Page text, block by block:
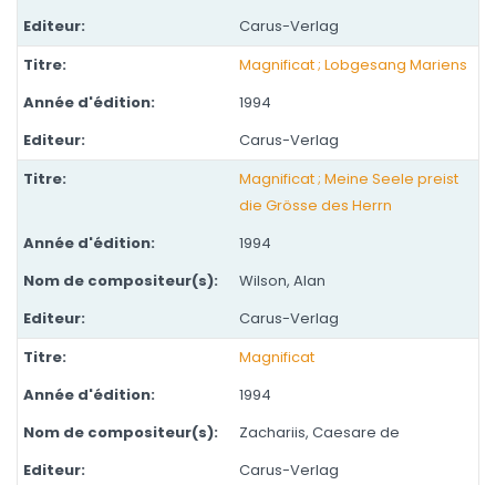
Carus-Verlag
Magnificat ; Lobgesang Mariens
1994
Carus-Verlag
Magnificat ; Meine Seele preist
die Grösse des Herrn
1994
Wilson, Alan
Carus-Verlag
Magnificat
1994
Zachariis, Caesare de
Carus-Verlag